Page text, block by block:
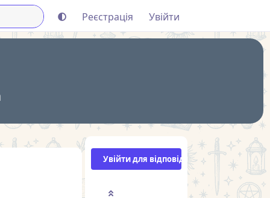
Реєстрація Увійти
Увійти для відповіді